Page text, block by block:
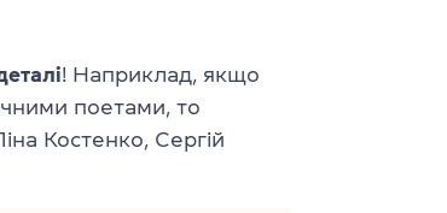
! Наприклад, якщо
поетами, то
Костенко, Сергій